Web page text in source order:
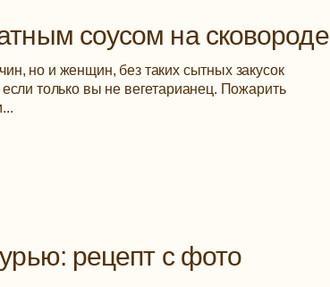
соусом на сковороде
но и женщин, без таких сытных закусок
только вы не вегетарианец. Пожарить
рецепт с фото